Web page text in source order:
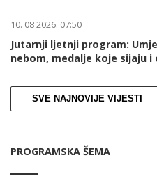
10. 08 2026. 07:50
Jutarnji ljetnji program:
nebom, medalje koje sijaju i
SVE NAJNOVIJE VIJESTI
PROGRAMSKA ŠEMA